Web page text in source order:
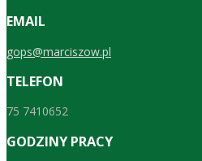
EMAIL
gops@marciszow.pl
TELEFON
75 7410652
GODZINY PRACY